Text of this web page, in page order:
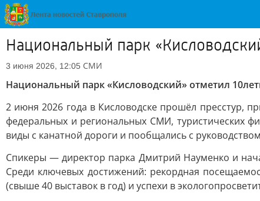
Национальный парк
3 июня 2026, 12:05 СМИ
Национальный парк «Кисловодский» отметил
2 июня 2026 года в Кисловодске прошёл пресстур,
федеральных и региональных СМИ, туристических
виды с канатной дороги и пообщались с
Спикеры — директор парка Дмитрий Науменко и
Среди ключевых достижений: рекордная
(свыше 40 выставок в год) и успехи в